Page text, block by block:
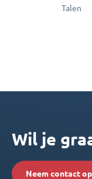
Talen
Wil je
Neem contact op